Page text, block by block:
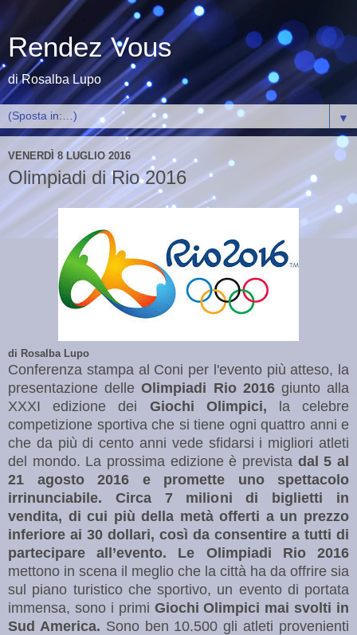
Rendez Vous
di Rosalba Lupo
▼
VENERDÌ 8 LUGLIO 2016
Olimpiadi di Rio 2016
di Rosalba Lupo
Conferenza stampa al Coni per l'evento più atteso, la
presentazione delleOlimpiadi Rio 2016giunto alla
XXXI edizione dei Giochi Olimpici, la celebre
competizione sportiva che si tiene ogni quattro anni e
che da più di cento anni vede sfidarsi i migliori atleti
del mondo. La prossima edizione è prevista dal 5 al
21 agosto 2016 e promette uno spettacolo
irrinunciabile. Circa 7 milioni di biglietti in
vendita, di cui più della metà offerti a un prezzo
inferiore ai 30 dollari, così da consentire a tutti di
partecipare all’evento. Le Olimpiadi Rio 2016
mettono in scena il meglio che la città ha da offrire sia
sul piano turistico che sportivo, un evento di portata
immensa, sono i primi Giochi Olimpici mai svolti in
Sud America. Sono ben 10.500 gli atleti provenienti